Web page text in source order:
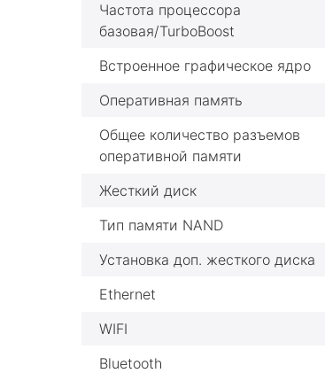
Частота процессора
базовая/TurboBoost
Встроенное графическое ядро
Оперативная память
Общее количество разъемов
оперативной памяти
Жесткий диск
Тип памяти NAND
Установка доп. жесткого диска
Ethernet
WIFI
Bluetooth